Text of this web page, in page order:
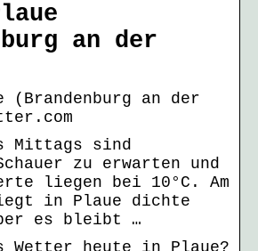
an der
(Brandenburg an der
Mittags sind
zu erwarten und
liegen bei 10°C. Am
in Plaue dichte
es bleibt …